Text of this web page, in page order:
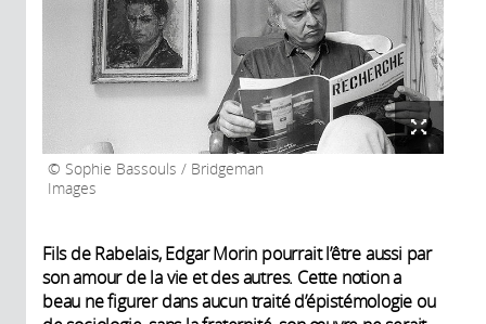
Sophie Bassouls / Bridgeman
Images
Fils de Rabelais, Edgar Morin pourrait l’être aussi par
son amour de la vie et des autres. Cette notion a
beau ne figurer dans aucun traité d’épistémologie ou